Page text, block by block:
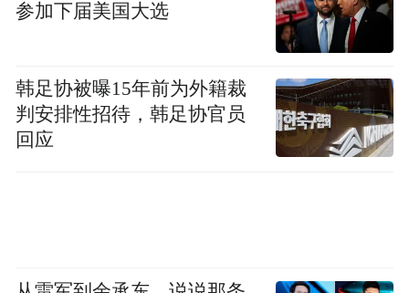
参加下届美国大选
韩足协被曝15年前为外籍裁
判安排性招待，韩足协官员
回应